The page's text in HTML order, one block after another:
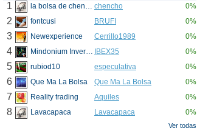
1 la bolsa de chencho chencho 0%
2 fontcusi BRUFI 0%
3 Newexperience Cerrillo1989 0%
4 Mindonium Inversions IBEX35 0%
5 rubiod10 especulativa 0%
6 Que Ma La Bolsa Que Ma La Bolsa 0%
7 Reality trading Aquiles 0%
8 Lavacapaca Lavacapaca 0%
Ver todas